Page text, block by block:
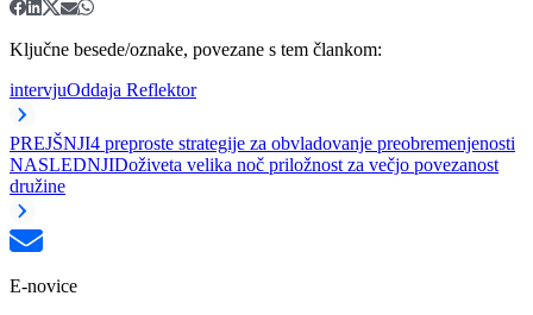
Ključne besede/oznake, povezane s tem člankom:
intervjuOddaja Reflektor
PREJŠNJI4 preproste strategije za obvladovanje preobremenjenosti
NASLEDNJIDoživeta velika noč priložnost za večjo povezanost
družine
E-novice